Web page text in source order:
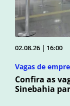
02.08.26 | 16:00
Vagas de
Confira as
Sinebahia